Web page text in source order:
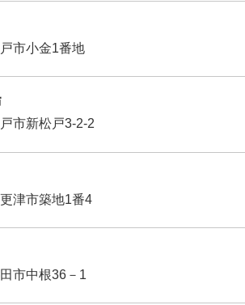
市小金1番地
市新松戸3-2-2
津市築地1番4
市中根36－1